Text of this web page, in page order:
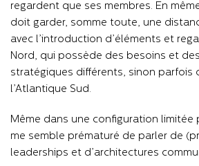
regardent que ses membres. En
doit garder, somme toute, une
avec l’introduction d’éléments et
Nord, qui possède des besoins et
stratégiques différents, sinon parfois
l’Atlantique Sud.
Même dans une configuration limitée
me semble prématuré de parler de
leaderships et d’architectures